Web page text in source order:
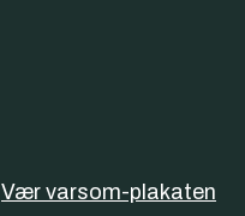
Vær varsom-plakaten